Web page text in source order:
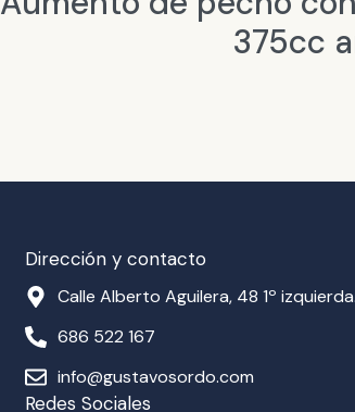
375cc
Dirección y contacto
Calle Alberto Aguilera, 48 1º
686 522 167
info@gustavosordo.com
Redes Sociales